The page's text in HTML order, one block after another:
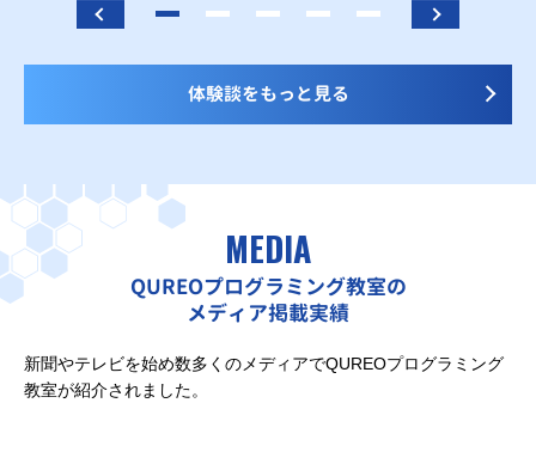
体験談をもっと見る
MEDIA
QUREOプログラミング教室の
メディア掲載実績
新聞やテレビを始め数多くのメディアでQUREOプログラミング
教室が紹介されました。